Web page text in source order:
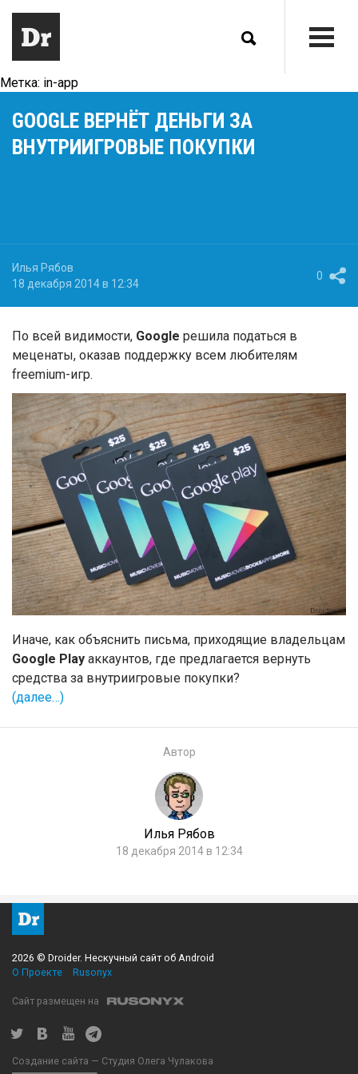
Метка: in-app
GOOGLE ВЕРНЁТ ДЕНЬГИ ЗА
ВНУТРИИГРОВЫЕ ПОКУПКИ
Илья Рябов
18 декабря 2014 в 12:34
0
По всей видимости, Google решила податься в
меценаты, оказав поддержку всем любителям
freemium-игр.
Иначе, как объяснить письма, приходящие владельцам
Google Play аккаунтов, где предлагается вернуть
средства за внутриигровые покупки?
(далее…)
Автор
Илья Рябов
18 декабря 2014 в 12:34
2026 © Droider. Нескучный сайт об Android
О Проекте
Rusonyx
Сайт размещен на
Создание сайта — Студия Олега Чулакова